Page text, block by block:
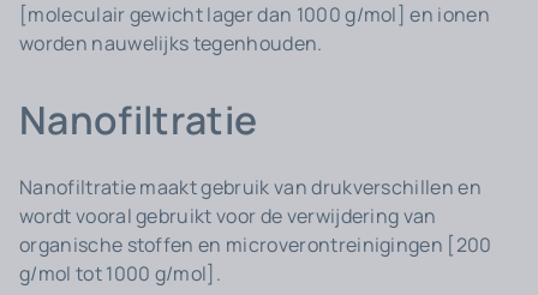
[moleculair gewicht lager dan 1000 g/mol] en ionen
worden nauwelijks tegenhouden.
Nanofiltratie
Nanofiltratie maakt gebruik van drukverschillen en
wordt vooral gebruikt voor de verwijdering van
organische stoffen en microverontreinigingen [200
g/mol tot 1000 g/mol].